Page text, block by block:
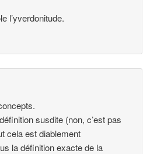
l’yverdonitude.
susdite (non, c’est pas
cela est diablement
la définition exacte de la